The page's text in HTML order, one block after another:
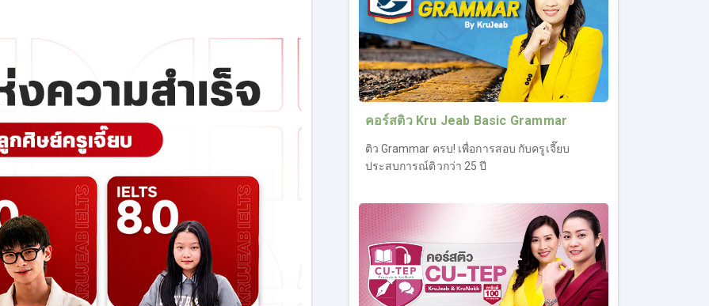
คอร์สติว Kru Jeab Basic Grammar
ติว Grammar ครบ! เพื่อการสอบ กับครูเจี๊ยบ
ประสบการณ์ติวกว่า 25 ปี